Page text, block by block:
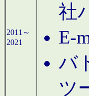
2011～
2021
社
E-
バ
ツ